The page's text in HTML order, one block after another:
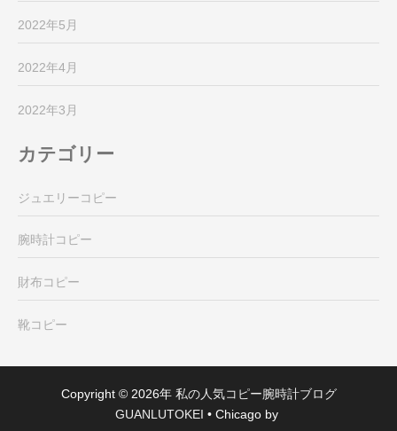
2022年5月
2022年4月
2022年3月
カテゴリー
ジュエリーコピー
腕時計コピー
財布コピー
靴コピー
Copyright © 2026年 私の人気コピー腕時計ブログ
GUANLUTOKEI • Chicago by